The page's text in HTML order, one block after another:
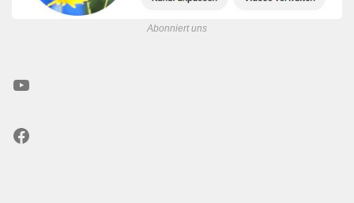
Abonniert uns
YouTube
Facebook